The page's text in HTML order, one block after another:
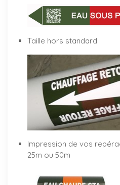
Taille hors standard
Impression de vos
25m ou 50m